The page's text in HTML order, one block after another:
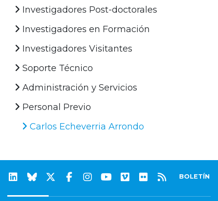
Investigadores Post-doctorales
Investigadores en Formación
Investigadores Visitantes
Soporte Técnico
Administración y Servicios
Personal Previo
Carlos Echeverria Arrondo
BOLETÍN